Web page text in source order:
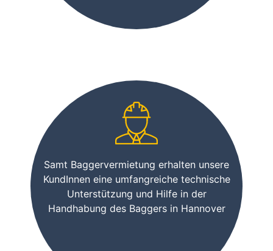
Samt Baggervermietung erhalten unsere
KundInnen eine umfangreiche technische
Unterstützung und Hilfe in der
Handhabung des Baggers in Hannover